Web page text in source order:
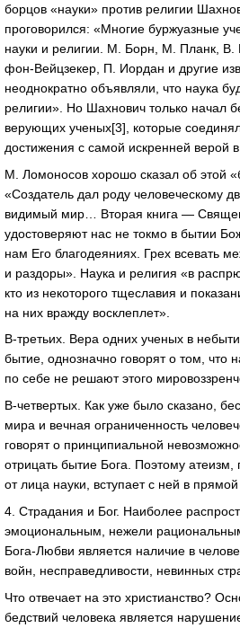
борцов «науки» против религии
проговорился: «Многие буржуазные
науки и религии. М. Борн, М. Планк, В.
фон-Вейцзекер , П. Иордан и другие
неоднократно объявляли, что наука
религии». Но Шахнович только начал
верующих ученых[3], которые
достижения с самой искренней верой в
М. Ломоносов хорошо сказал об этой
«Создатель дал роду человеческому
видимый мир… Вторая книга —
удостоверяют нас не токмо в бытии
нам Его благодеяниях. Грех всевать
и раздоры». Наука и религия «в
кто из некоторого тщеславия и
на них вражду восклеплет».
В-третьих. Вера одних ученых в
бытие, однозначно говорят о том, что
по себе не решают этого
В-четвертых. Как уже было сказано,
мира и вечная ограниченность
говорят о принципиальной
отрицать бытие Бога. Поэтому
от лица науки, вступает с ней в
4. Страдания и Бог. Наиболее
эмоциональным, нежели
Бога-Любви является наличие в
войн, несправедливости, невинных
Что отвечает на это христианство?
бедствий человека является